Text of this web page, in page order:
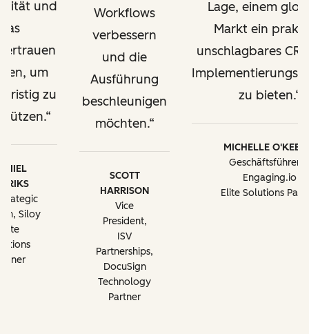
und
um
zu
Siloy
Elite
Workflows
verbessern
und die
Ausführung
beschleunigen
möchten.
SCOTT
HARRISON
Vice
President,
ISV
Partnerships,
DocuSign
Technology
Partner
Lage, einem
Markt ein
unschlagbares
zu bieten.
MICHELLE
Engaging.io
Elite Solutions